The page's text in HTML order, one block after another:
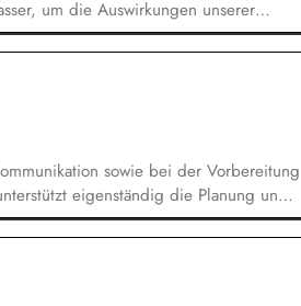
um die Auswirkungen unserer
zu minimieren. Risiken und
naturbezogene Auswirkungen,
Wertschöpfungskette und leitest
Du definierst klare Ziele,
in enger Zusammenarbeit mit den
sowie bei der Vorbereitung
eigenständig die Planung und
Bei der Mitarbeit im Rahmen der
Planung und Durchführung von
von Präsentationen,
die Vorbereitung und Begleitung